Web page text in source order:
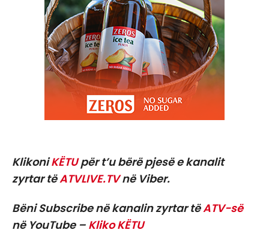
KlikoniKËTUpër t’u bërë pjesë e kanalit
zyrtar tëATVLIVE.TVnë Viber.
Bëni Subscribe në kanalin zyrtar tëATV-së
në YouTube – Kliko KËTU